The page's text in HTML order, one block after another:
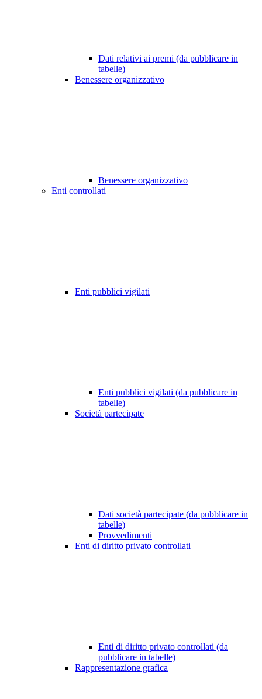
Dati relativi ai premi (da pubblicare in
tabelle)
Benessere organizzativo
Benessere organizzativo
Enti controllati
Enti pubblici vigilati
Enti pubblici vigilati (da pubblicare in
tabelle)
Società partecipate
Dati società partecipate (da pubblicare in
tabelle)
Provvedimenti
Enti di diritto privato controllati
Enti di diritto privato controllati (da
pubblicare in tabelle)
Rappresentazione grafica